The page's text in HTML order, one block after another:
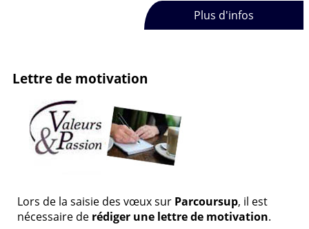
Plus d'infos
Lettre de motivation
Lors de la saisie des vœux sur Parcoursup, il est
nécessaire de rédiger une lettre de motivation.